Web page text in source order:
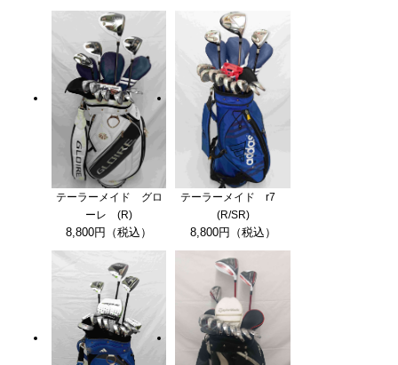
テーラーメイド グロ
ーレ (R)
8,800円（税込）
テーラーメイド r7
(R/SR)
8,800円（税込）